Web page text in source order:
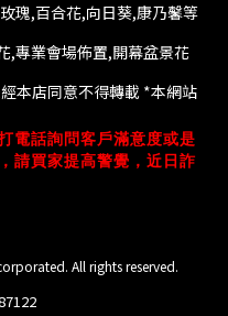
瑰,百合花,向日葵,康乃馨等
,專業會場佈置,開幕盆景花
本店同意不得轉載 *本網站
電話詢問客戶滿意度或是
請買家提高警覺，近日詐
All rights reserved.